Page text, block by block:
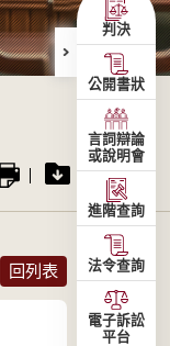
回列表
判決
公開書狀
言詞辯論
或說明會
進階查詢
法令查詢
電子訴訟
平台